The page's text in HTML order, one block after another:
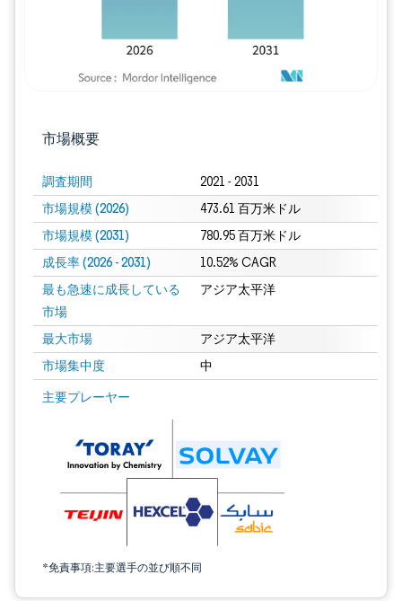
市場概要
調査期間 2021 - 2031
市場規模 (2026) 473.61 百万米ドル
市場規模 (2031) 780.95 百万米ドル
成長率 (2026 - 2031) 10.52% CAGR
最も急速に成長している
市場
アジア太平洋
最大市場 アジア太平洋
市場集中度 中
主要プレーヤー
*免責事項:主要選手の並び順不同
画像 © Mordor Intelligence。再利用にはCC BY 4.0の表示が必要です。